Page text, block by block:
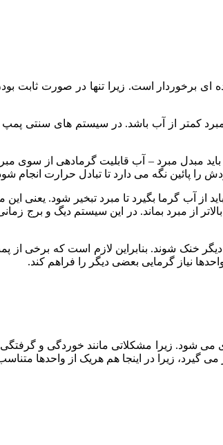
ای برخوردار است. زیرا تنها در صورت ثابت
کمتر از آب باشد. در سیستم های سنتی
مبدل مبرد – آب قابلیت گرمادهی از سوی مبرد
پائین نگه می دارد تا تبادل حرارت انجام
آب گرما بگیرد تا مبرد تبخیر شود. یعنی این
از مبرد بماند. در این سیستم دیگ و برج
شوند. بنابراین لازم است که برخی از
نیاز گرمایی بعضی دیگر را فراهم کند.
شود. زیرا مشکلاتی مانند خوردگی و گرفتگی
زیرا در اینجا هم هریک از واحدها